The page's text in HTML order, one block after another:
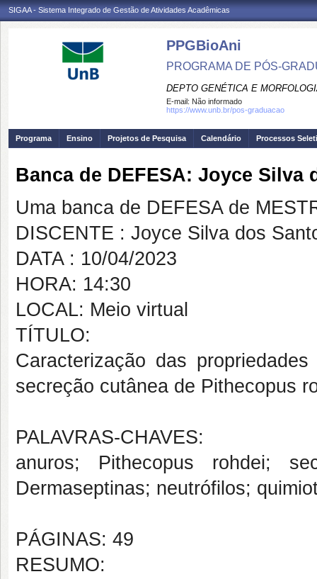
SIGAA - Sistema Integrado de Gestão de Atividades Acadêmicas
PPGBioAni
PROGRAMA DE PÓS-
DEPTO GENÉTICA E
E-mail: Não informado
https://www.unb.br/pos-graduacao
Programa Ensino Projetos de Pesquisa Calendário Processos
Banca de DEFESA: Joyce Silva
Uma banca de DEFESA de
DISCENTE : Joyce Silva dos
DATA : 10/04/2023
HORA: 14:30
LOCAL: Meio virtual
TÍTULO:
Caracterização das
secreção cutânea de Pithecopus
PALAVRAS-CHAVES:
anuros; Pithecopus rohdei;
Dermaseptinas; neutrófilos;
PÁGINAS: 49
RESUMO: